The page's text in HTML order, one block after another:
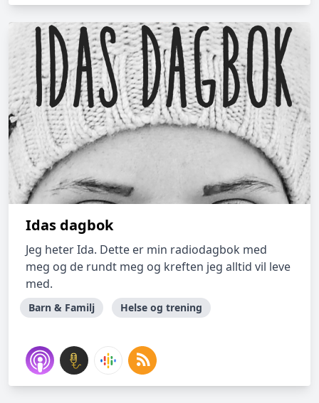
Idas dagbok
Jeg heter Ida. Dette er min radiodagbok med
meg og de rundt meg og kreften jeg alltid vil leve
med.
Barn & Familj Helse og trening